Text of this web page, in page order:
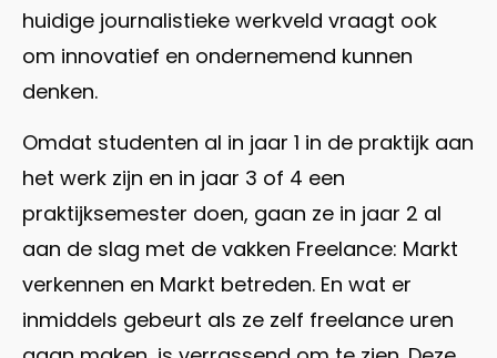
huidige journalistieke werkveld vraagt ook
om innovatief en ondernemend kunnen
denken.
Omdat studenten al in jaar 1 in de praktijk aan
het werk zijn en in jaar 3 of 4 een
praktijksemester doen, gaan ze in jaar 2 al
aan de slag met de vakken Freelance: Markt
verkennen en Markt betreden. En wat er
inmiddels gebeurt als ze zelf freelance uren